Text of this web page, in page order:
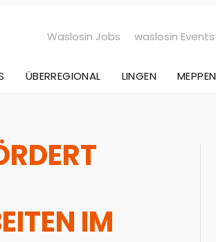
Waslosin Jobs waslosin Events
ÜBERREGIONAL LINGEN MEPPEN
IM